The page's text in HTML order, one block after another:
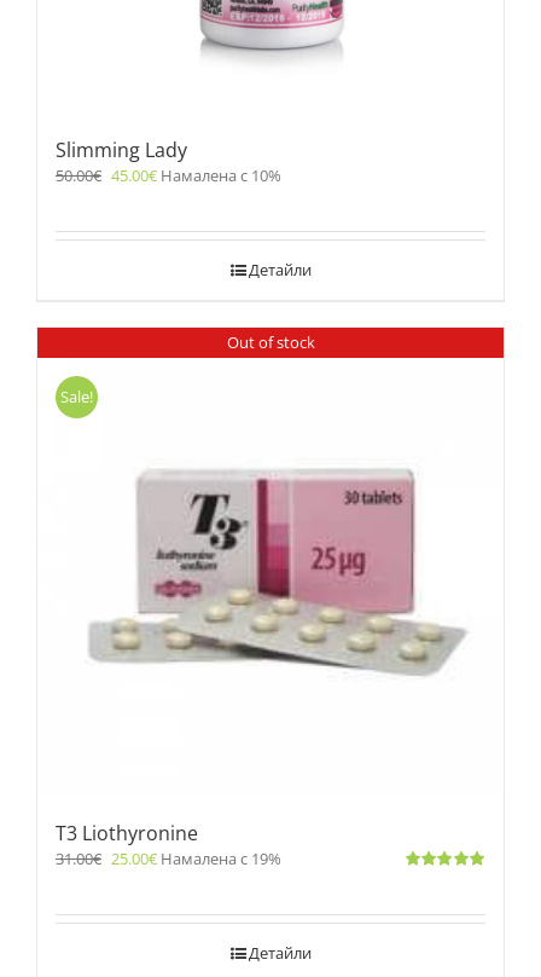
Slimming Lady
50.00€ 45.00€ Намалена с 10%
Детайли
Out of stock
Sale!
T3 Liothyronine
31.00€ 25.00€ Намалена с 19%
Детайли